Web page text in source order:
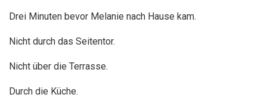
Drei Minuten bevor Melanie nach Hause kam.
Nicht durch das Seitentor.
Nicht über die Terrasse.
Durch die Küche.